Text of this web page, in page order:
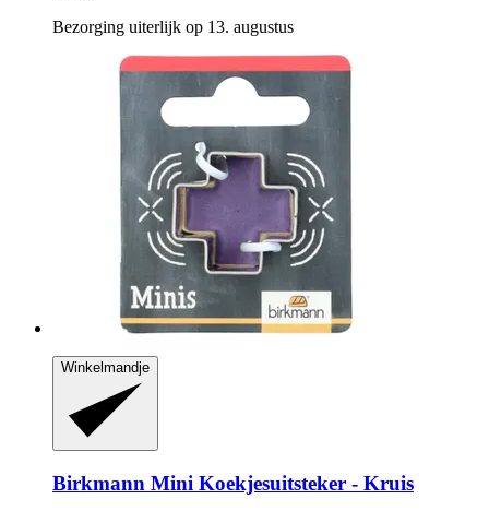
Bezorging uiterlijk op 13. augustus
Winkelmandje
Birkmann Mini Koekjesuitsteker -​ Kruis